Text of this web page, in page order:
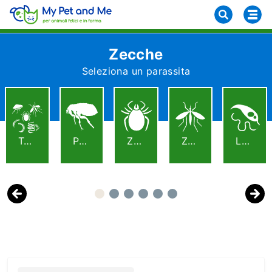
Zecche
Seleziona un parassita
Previous
Tutti Pulci Zecche Zanzare E Pappataci Leishmaniosi
Next